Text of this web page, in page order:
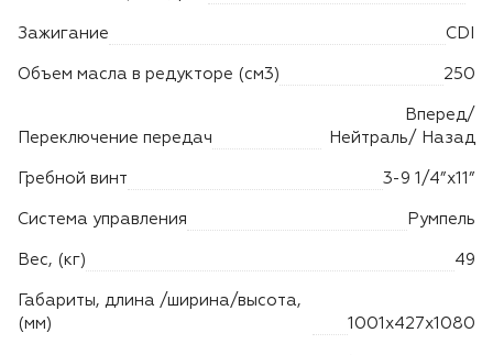
Зажигание CDI
Объем масла в редукторе (см3) 250
Переключение передач
Вперед/
Нейтраль/ Назад
Гребной винт 3-9 1/4”х11”
Система управления Румпель
Вес, (кг) 49
Габариты, длина /ширина/высота,
(мм)
1001х427х1080